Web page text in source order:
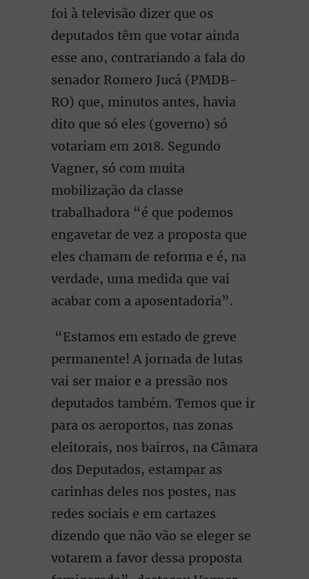
foi à televisão dizer que os
deputados têm que votar ainda
esse ano, contrariando a fala do
senador Romero Jucá (PMDB-
RO) que, minutos antes, havia
dito que só eles (governo) só
votariam em 2018. Segundo
Vagner, só com muita
mobilização da classe
trabalhadora “é que podemos
engavetar de vez a proposta que
eles chamam de reforma e é, na
verdade, uma medida que vai
acabar com a aposentadoria”.
“Estamos em estado de greve
permanente! A jornada de lutas
vai ser maior e a pressão nos
deputados também. Temos que ir
para os aeroportos, nas zonas
eleitorais, nos bairros, na Câmara
dos Deputados, estampar as
carinhas deles nos postes, nas
redes sociais e em cartazes
dizendo que não vão se eleger se
votarem a favor dessa proposta